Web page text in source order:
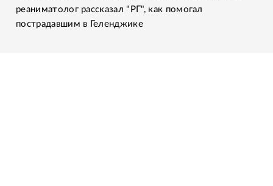
реаниматолог рассказал "РГ", как помогал
пострадавшим в Геленджике